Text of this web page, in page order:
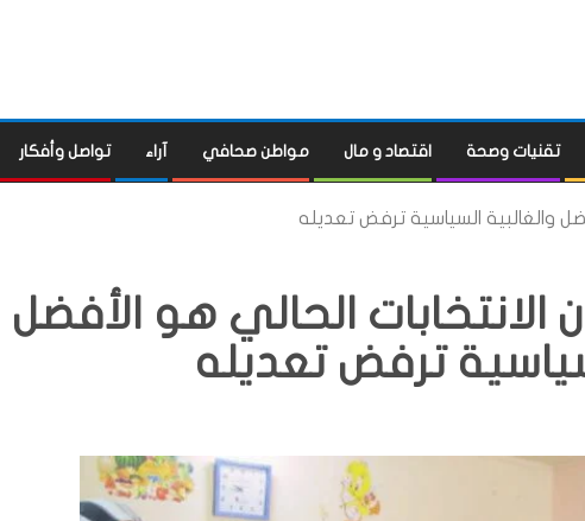
تقنيات وصحة اقتصاد و مال مواطن صحافي آراء تواصل وأفكار
والغالبية السياسية ترفض تعديله
الحالي هو الأفضل
ترفض تعديله